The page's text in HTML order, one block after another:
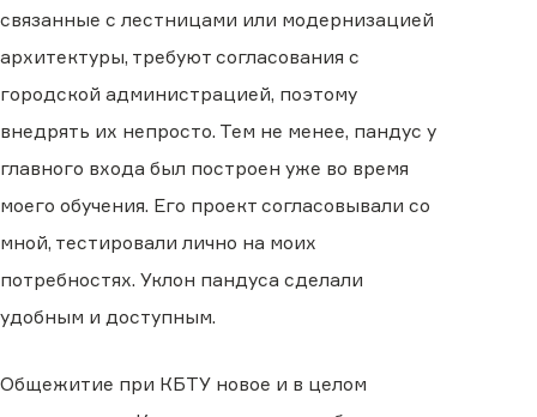
связанные с лестницами или модернизацией
архитектуры, требуют согласования с
городской администрацией, поэтому
внедрять их непросто. Тем не менее, пандус у
главного входа был построен уже во время
моего обучения. Его проект согласовывали со
мной, тестировали лично на моих
потребностях. Уклон пандуса сделали
удобным и доступным.
Общежитие при КБТУ новое и в целом